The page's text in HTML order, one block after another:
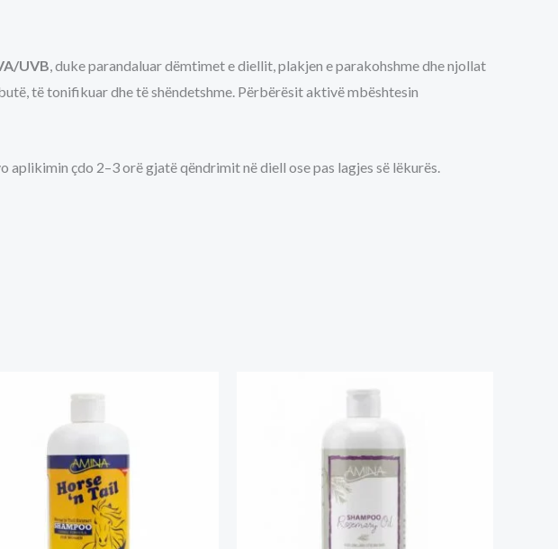
UVB, duke parandaluar dëmtimet e diellit, plakjen e parakohshme dhe njollat
të tonifikuar dhe të shëndetshme. Përbërësit aktivë mbështesin
çdo 2–3 orë gjatë qëndrimit në diell ose pas lagjes së lëkurës.